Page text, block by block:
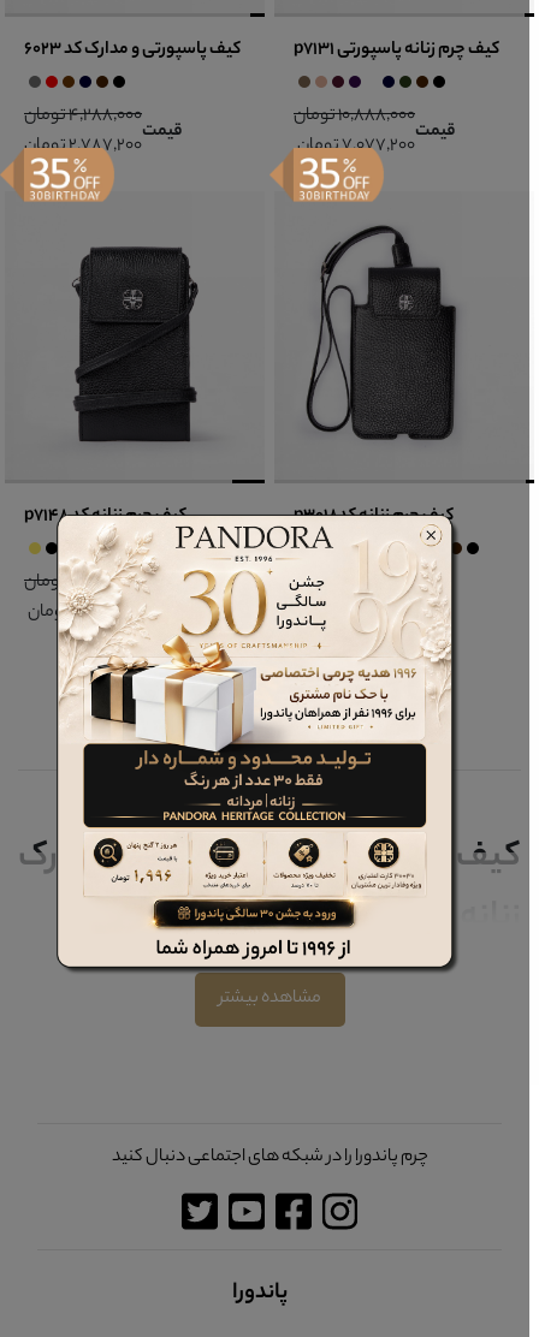
کیف چرم زنانه پاسپورتی p7131
قیمت
10,888,000 تومان
7,077,200 تومان
کیف پاسپورتی و مدارک کد 6023
قیمت
4,288,000 تومان
2,787,200 تومان
کیف چرم زنانه کدp3018
قیمت
8,188,000 تومان
5,322,200 تومان
کیف چرم زنانه کد p7148
قیمت
10,288,000 تومان
6,687,200 تومان
کیف چرم طبیعی پاسپورتی و مدارک
زنانه برند پاندورا
در سال های اخیر کیف های متعدد و گوناگونی با طرح ها و رنگ های بسیار
متنوع و جذاب تولید شده و برای مصارف گوناگون و همچنین موقعیت های
مختلف در اختیار مصرف کنندگان قرار گرفته است. یکی از این کیف های
زیادی طراحی و تولید شده و به بازار ارائه شده است. کیف های پاسپورتی و
مدارک دارای اندازه ای کوچک و کاربردی است و دارای جذابیت و زیبایی
منحصر به فردی می باشند. کیف های پاسپورتی و مدارک با مواد اولیه
گوناگونی تولید شده اند مانند چرم طبیعی، چرم مصنوعی، مواد اولیه
پلی استر. ولی نکته ای که بسیار مهم و حایز اهمیت است کیفیت های ساخت
مشاهده بیشتر
چرم پاندورا را در شبکه های اجتماعی دنبال کنید
پاندورا